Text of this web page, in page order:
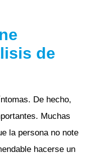
de
De hecho,
Muchas
la persona no note
hacerse un